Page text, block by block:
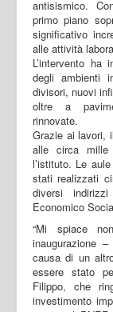
antisismico.
primo piano
significativo
alle attività
L’intervento ha
degli ambienti
divisori, nuovi
oltre a
rinnovate.
Grazie ai lavori,
alle circa mille
l’istituto. Le
stati realizzati
diversi
Economico
“Mi spiace
inaugurazione
causa di un
essere stato
Filippo, che
investimento